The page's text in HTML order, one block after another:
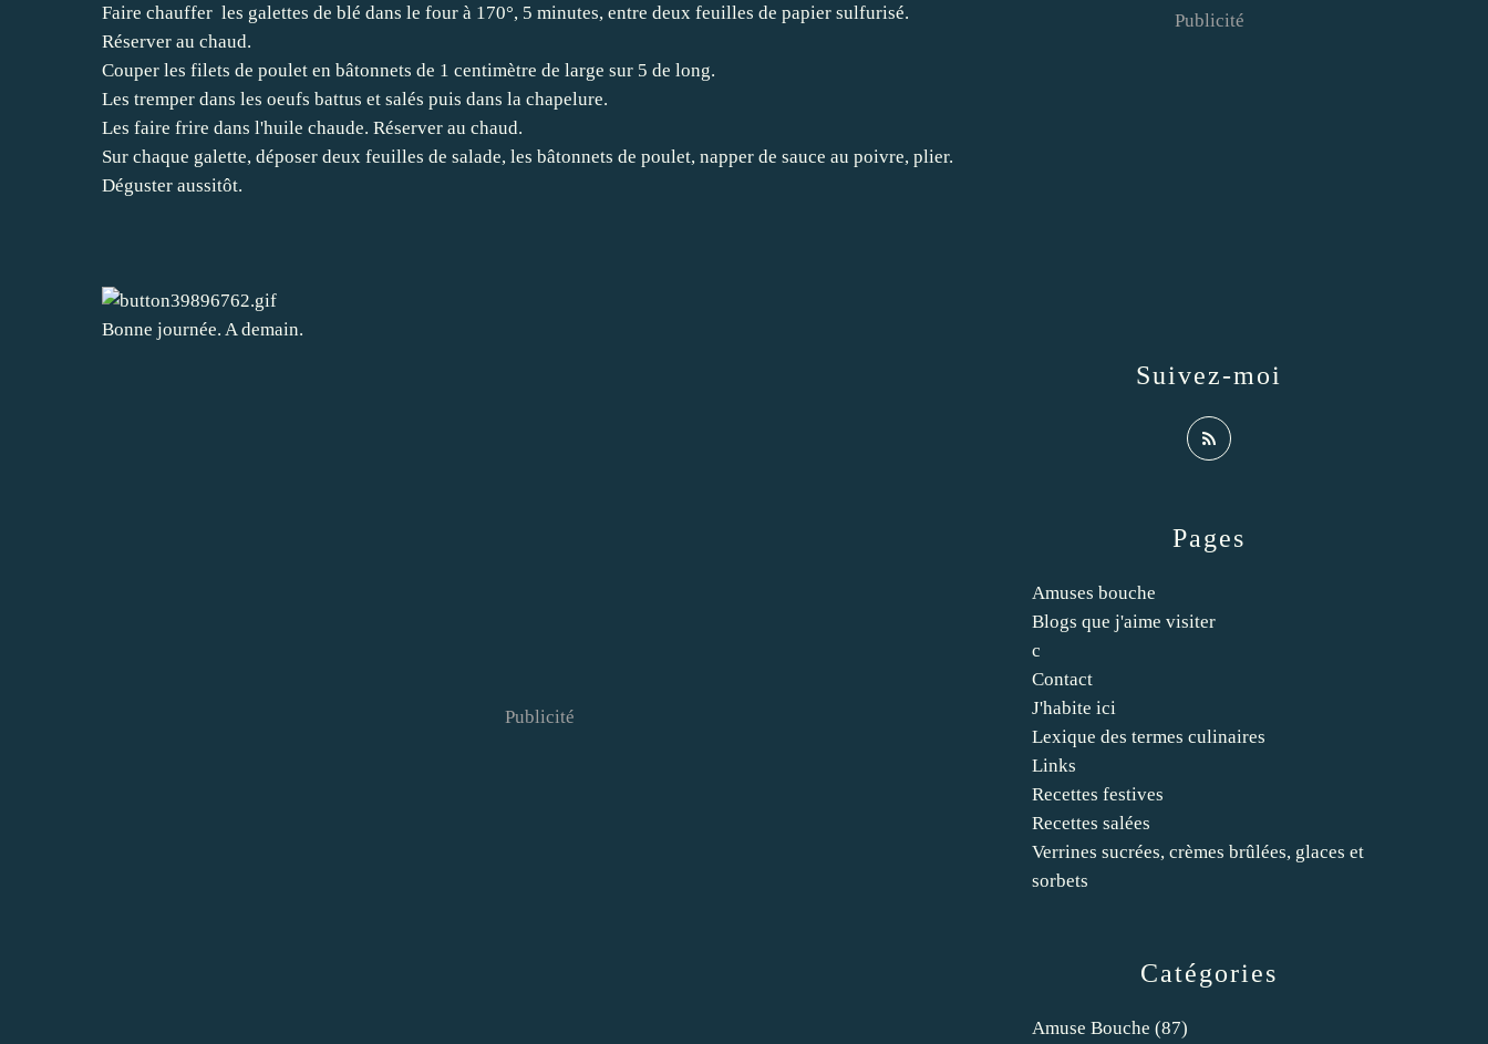
Faire chauffer les galettes de blé dans le four à 170°, 5 minutes, entre deux feuilles de papier sulfurisé.
Réserver au chaud.
Couper les filets de poulet en bâtonnets de 1 centimètre de large sur 5 de long.
Les tremper dans les oeufs battus et salés puis dans la chapelure.
Les faire frire dans l'huile chaude. Réserver au chaud.
Sur chaque galette, déposer deux feuilles de salade, les bâtonnets de poulet, napper de sauce au poivre, plier.
Déguster aussitôt.
Bonne journée. A demain.
Publicité
Catégories
Amuse Bouche (87)
Pages
Amuses bouche
Blogs que j'aime visiter
c
Contact
J'habite ici
Lexique des termes culinaires
Links
Recettes festives
Recettes salées
Verrines sucrées, crèmes brûlées, glaces et
sorbets
Suivez-moi
Publicité